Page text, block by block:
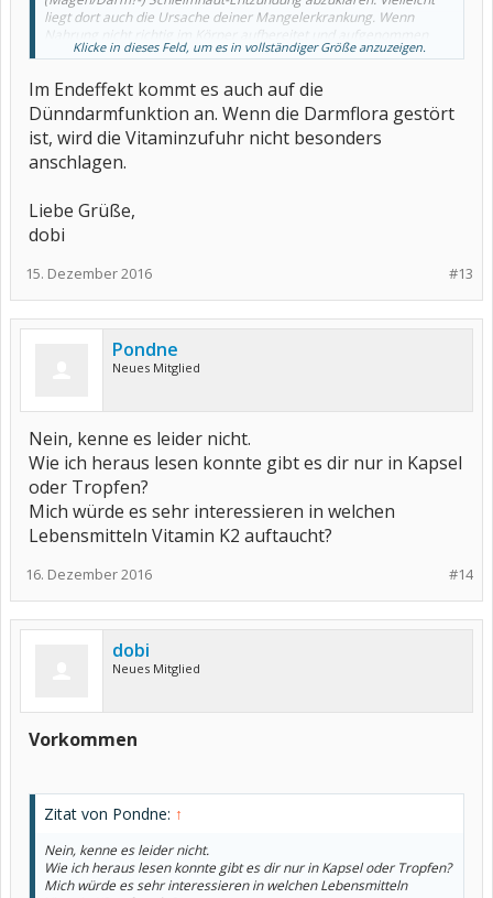
liegt dort auch die Ursache deiner Mangelerkrankung. Wenn
Nahrung nicht richtig im Körper aufbereitet und aufgenommen
werden kann, weil der Darm krank ist, das nicht mehr schafft....
.
Liebe Grüße
Clara
Klicke in dieses Feld, um es in vollständiger Größe anzuzeigen.
Im Endeffekt kommt es auch auf die
Dünndarmfunktion an. Wenn die Darmflora gestört
ist, wird die Vitaminzufuhr nicht besonders
anschlagen.
Liebe Grüße,
dobi
#13
15. Dezember 2016
Pondne
Neues Mitglied
Nein, kenne es leider nicht.
Wie ich heraus lesen konnte gibt es dir nur in Kapsel
oder Tropfen?
Mich würde es sehr interessieren in welchen
Lebensmitteln Vitamin K2 auftaucht?
#14
16. Dezember 2016
dobi
Neues Mitglied
Vorkommen
Zitat von Pondne: ↑
Nein, kenne es leider nicht.
Wie ich heraus lesen konnte gibt es dir nur in Kapsel oder Tropfen?
Mich würde es sehr interessieren in welchen Lebensmitteln